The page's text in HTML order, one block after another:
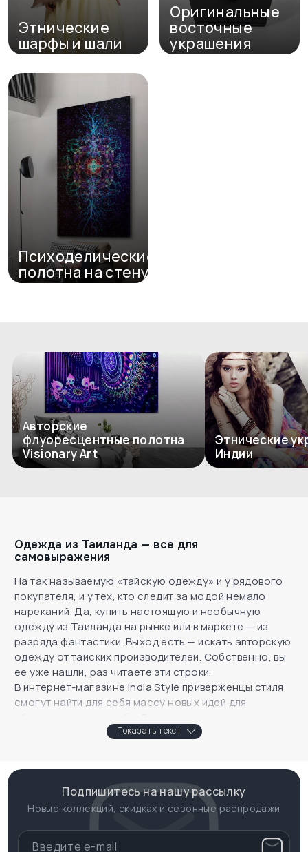
Этнические
шарфы и шали
Перейти в каталог
Оригинальные
восточные
украшения
Психоделические
полотна на стену
Авторские
флуоресцентные полотна
Visionary Art
Этнические
Индии
Одежда из Таиланда — все для
самовыражения
На так называемую «тайскую одежду» и у рядового
покупателя, и у тех, кто следит за модой немало
нареканий. Да, купить настоящую и необычную
одежду из Таиланда на рынке или в маркете — из
разряда фантастики. Выход есть — искать авторскую
одежду от тайских производителей. Собственно, вы
ее уже нашли, раз читаете эти строки.
В интернет-магазине India Style приверженцы стиля
смогут найти для себя массу новых идей для
Таиланде, причем, из натуральных материалов, таких
Некоторые тайские платья и футболки расписаны
вручную.
Огромный выбор одежды из Таиланда
Показать текст
Подпишитесь на нашу рассылку
Новые коллекций, скидках и сезонные распродажи